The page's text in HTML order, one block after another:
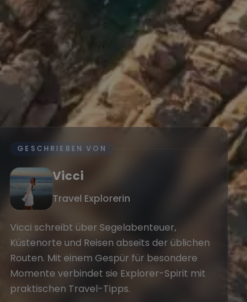
GESCHRIEBEN VON
Vicci
Travel Explorerin
Vicci schreibt über Segelabenteuer,
Küstenorte und Reisen abseits der üblichen
Routen. Mit einem Gespür für besondere
Momente verbindet sie Explorer-Spirit mit
praktischen Travel-Tipps.